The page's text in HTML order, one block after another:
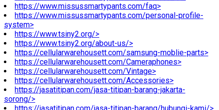
https://www.missussmartypants.com/faq>
https://www.missussmartypants.com/personal-profile-
system>
https://www.tsiny2.org/>
https://www.tsiny2.org/about-us/>
https://cellularwarehousett.com/samsung-moblie-parts>
https://cellularwarehousett.com/Cameraphones>
https://cellularwarehousett.com/Vintage>
https://cellularwarehousett.com/Accessories>
https://jasatitipan.com/jasa-titipan-barang-jakarta-
sorong/>